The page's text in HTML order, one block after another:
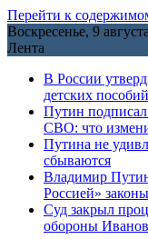
Перейти к
Воскресенье, 9
Лента
В России
детских пособий
Путин подписал
СВО: что
Путина не
сбываются
Владимир
Россией»
Cуд закрыл
обороны